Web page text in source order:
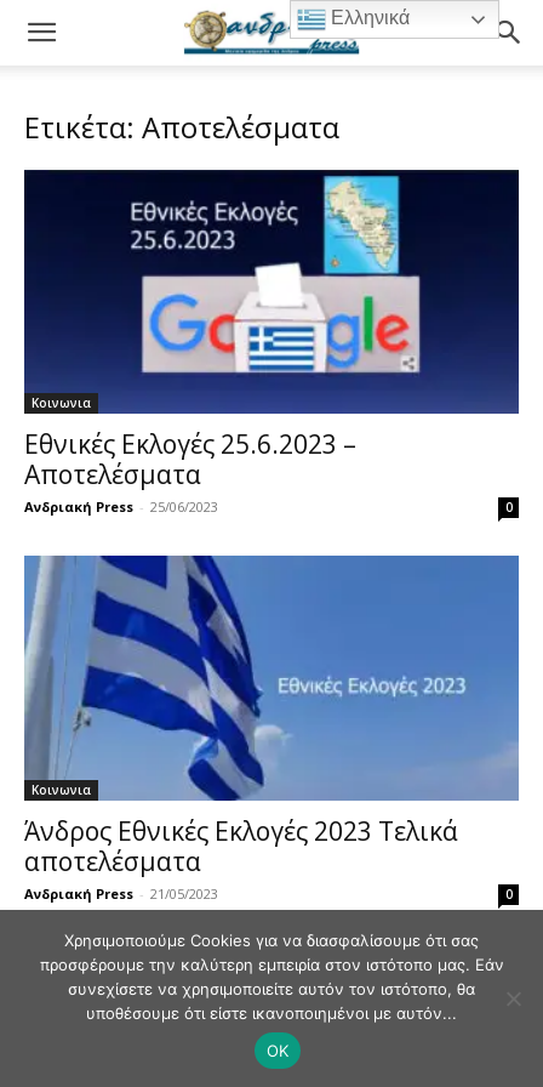
Ετικέτα: Αποτελέσματα
Κοινωνια
Εθνικές Εκλογές 25.6.2023 –
Αποτελέσματα
Ανδριακή Press - 25/06/2023 0
Κοινωνια
Άνδρος Εθνικές Εκλογές 2023 Τελικά
αποτελέσματα
Ανδριακή Press - 21/05/2023 0
© Andriaki Press 2025
Ελληνικά
Χρησιμοποιούμε Cookies για να διασφαλίσουμε ότι σας
προσφέρουμε την καλύτερη εμπειρία στον ιστότοπο μας. Εάν
συνεχίσετε να χρησιμοποιείτε αυτόν τον ιστότοπο, θα
υποθέσουμε ότι είστε ικανοποιημένοι με αυτόν...
OK